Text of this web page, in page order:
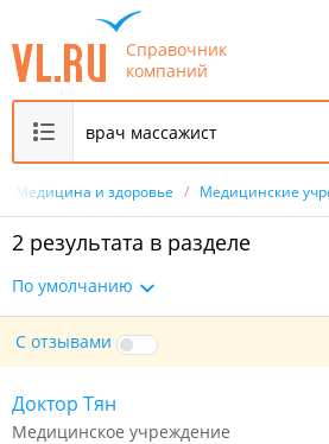
Справочник
компаний
Медицина и здоровье / Медицинские
2 результата в разделе
По умолчанию
С отзывами
Доктор Тян
Медицинское учреждение